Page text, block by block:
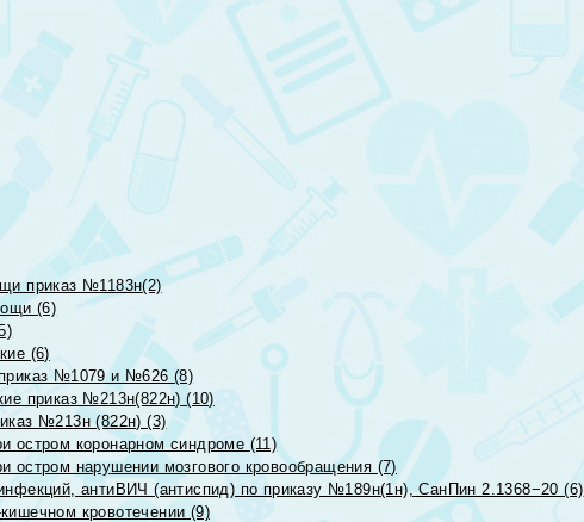
приказ №1183н(2)
(6)
(6)
№1079 и №626 (8)
приказ №213н(822н) (10)
№213н (822н) (3)
остром коронарном синдроме (11)
остром нарушении мозгового кровообращения (7)
антиВИЧ (антиспид) по приказу №189н(1н), СанПин 2.1368−20 (6)
кровотечении (9)